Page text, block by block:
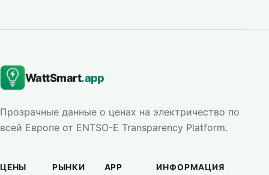
WattSmart.app
Прозрачные данные о ценах на электричество по
всей Европе от ENTSO-E Transparency Platform.
ЦЕНЫ
РЫНКИ
APP
ИНФОРМАЦИЯ